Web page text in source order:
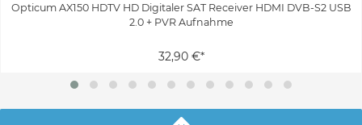
Opticum AX150 HDTV HD Digitaler SAT Receiver HDMI DVB-S2 USB
2.0 + PVR Aufnahme
32,90 €*